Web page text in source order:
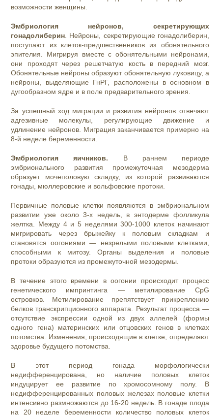
возможности женщины.
Эмбриология нейронов, секретирующих
гонадолиберин. Нейроны, секретирующие гонадолиберин,
поступают из клеток-предшественников из обонятельного
эпителия. Мигрируя вместе с обонятельными нейронами,
они проходят через решетчатую кость в передний мозг.
Обонятельные нейроны образуют обонятельную луковицу, а
нейроны, выделяющие ГнРГ, расположены в основном в
дугообразном ядре и в поле предварительного зрения.
За успешный ход миграции и развития нейронов отвечают
адгезивные молекулы, регулирующие движение и
удлинение нейронов. Миграция заканчивается примерно на
8-й неделе беременности.
Эмбриология яичников. В раннем периоде
эмбрионального развития промежуточная мезодерма
образует мочеполовую складку, из которой развиваются
гонады, мюллеровские и вольфовские протоки.
Первичные половые клетки появляются в эмбриональном
развитии уже около 3-х недель, в энтодерме фолликула
желтка. Между 4 и 5 неделями 300-1000 клеток начинают
мигрировать через брыжейку к половым складкам и
становятся оогониями — незрелыми половыми клетками,
способными к митозу. Органы выделения и половые
протоки образуются из промежуточной мезодермы.
В течение этого времени в оогонии происходит процесс
генетического импринтинга — метилирование CpG
островков. Метилирование препятствует прикреплению
белков транскрипционного аппарата. Результат процесса —
отсутствие экспрессии одной из двух аллелей (формы
одного гена) материнских или отцовских генов в клетках
потомства. Изменения, происходящие в клетке, определяют
здоровье будущего потомства.
В этот период гонада морфологически
недифференцирована, но наличие половых клеток
индуцирует ее развитие по хромосомному полу. В
недифференцированных половых железах половые клетки
интенсивно размножаются до 16-20 недель. В гонаде плода
на 20 неделе беременности количество половых клеток